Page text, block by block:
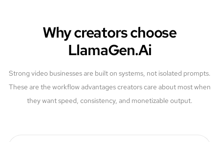
Why creators choose
LlamaGen.Ai
Strong video businesses are built on systems, not isolated prompts.
These are the workflow advantages creators care about most when
they want speed, consistency, and monetizable output.